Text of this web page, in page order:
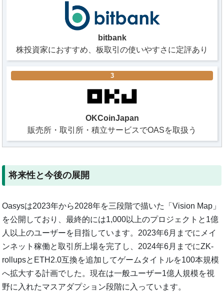
bitbank
株投資家におすすめ、板取引の使いやすさに定評あり
3
OKCoinJapan
販売所・取引所・積立サービスでOASを取扱う
将来性と今後の展開
Oasysは2023年から2028年を三段階で描いた「Vision Map」
を公開しており、最終的には1,000以上のプロジェクトと1億
人以上のユーザーを目指しています。2023年6月までにメイ
ンネット稼働と取引所上場を完了し、2024年6月までにZK-
rollupsとETH2.0互換を追加してゲームタイトルを100本規模
へ拡大する計画でした。現在は一般ユーザー1億人規模を視
野に入れたマスアダプション段階に入っています。